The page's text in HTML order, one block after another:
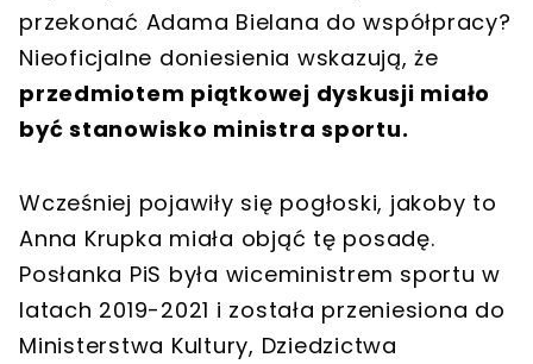
przekonać Adama Bielana do współpracy?
Nieoficjalne doniesienia wskazują, że
przedmiotem piątkowej dyskusji miało
być stanowisko ministra sportu.
Wcześniej pojawiły się pogłoski, jakoby to
Anna Krupka miała objąć tę posadę.
Posłanka PiS była wiceministrem sportu w
latach 2019-2021 i została przeniesiona do
Ministerstwa Kultury, Dziedzictwa